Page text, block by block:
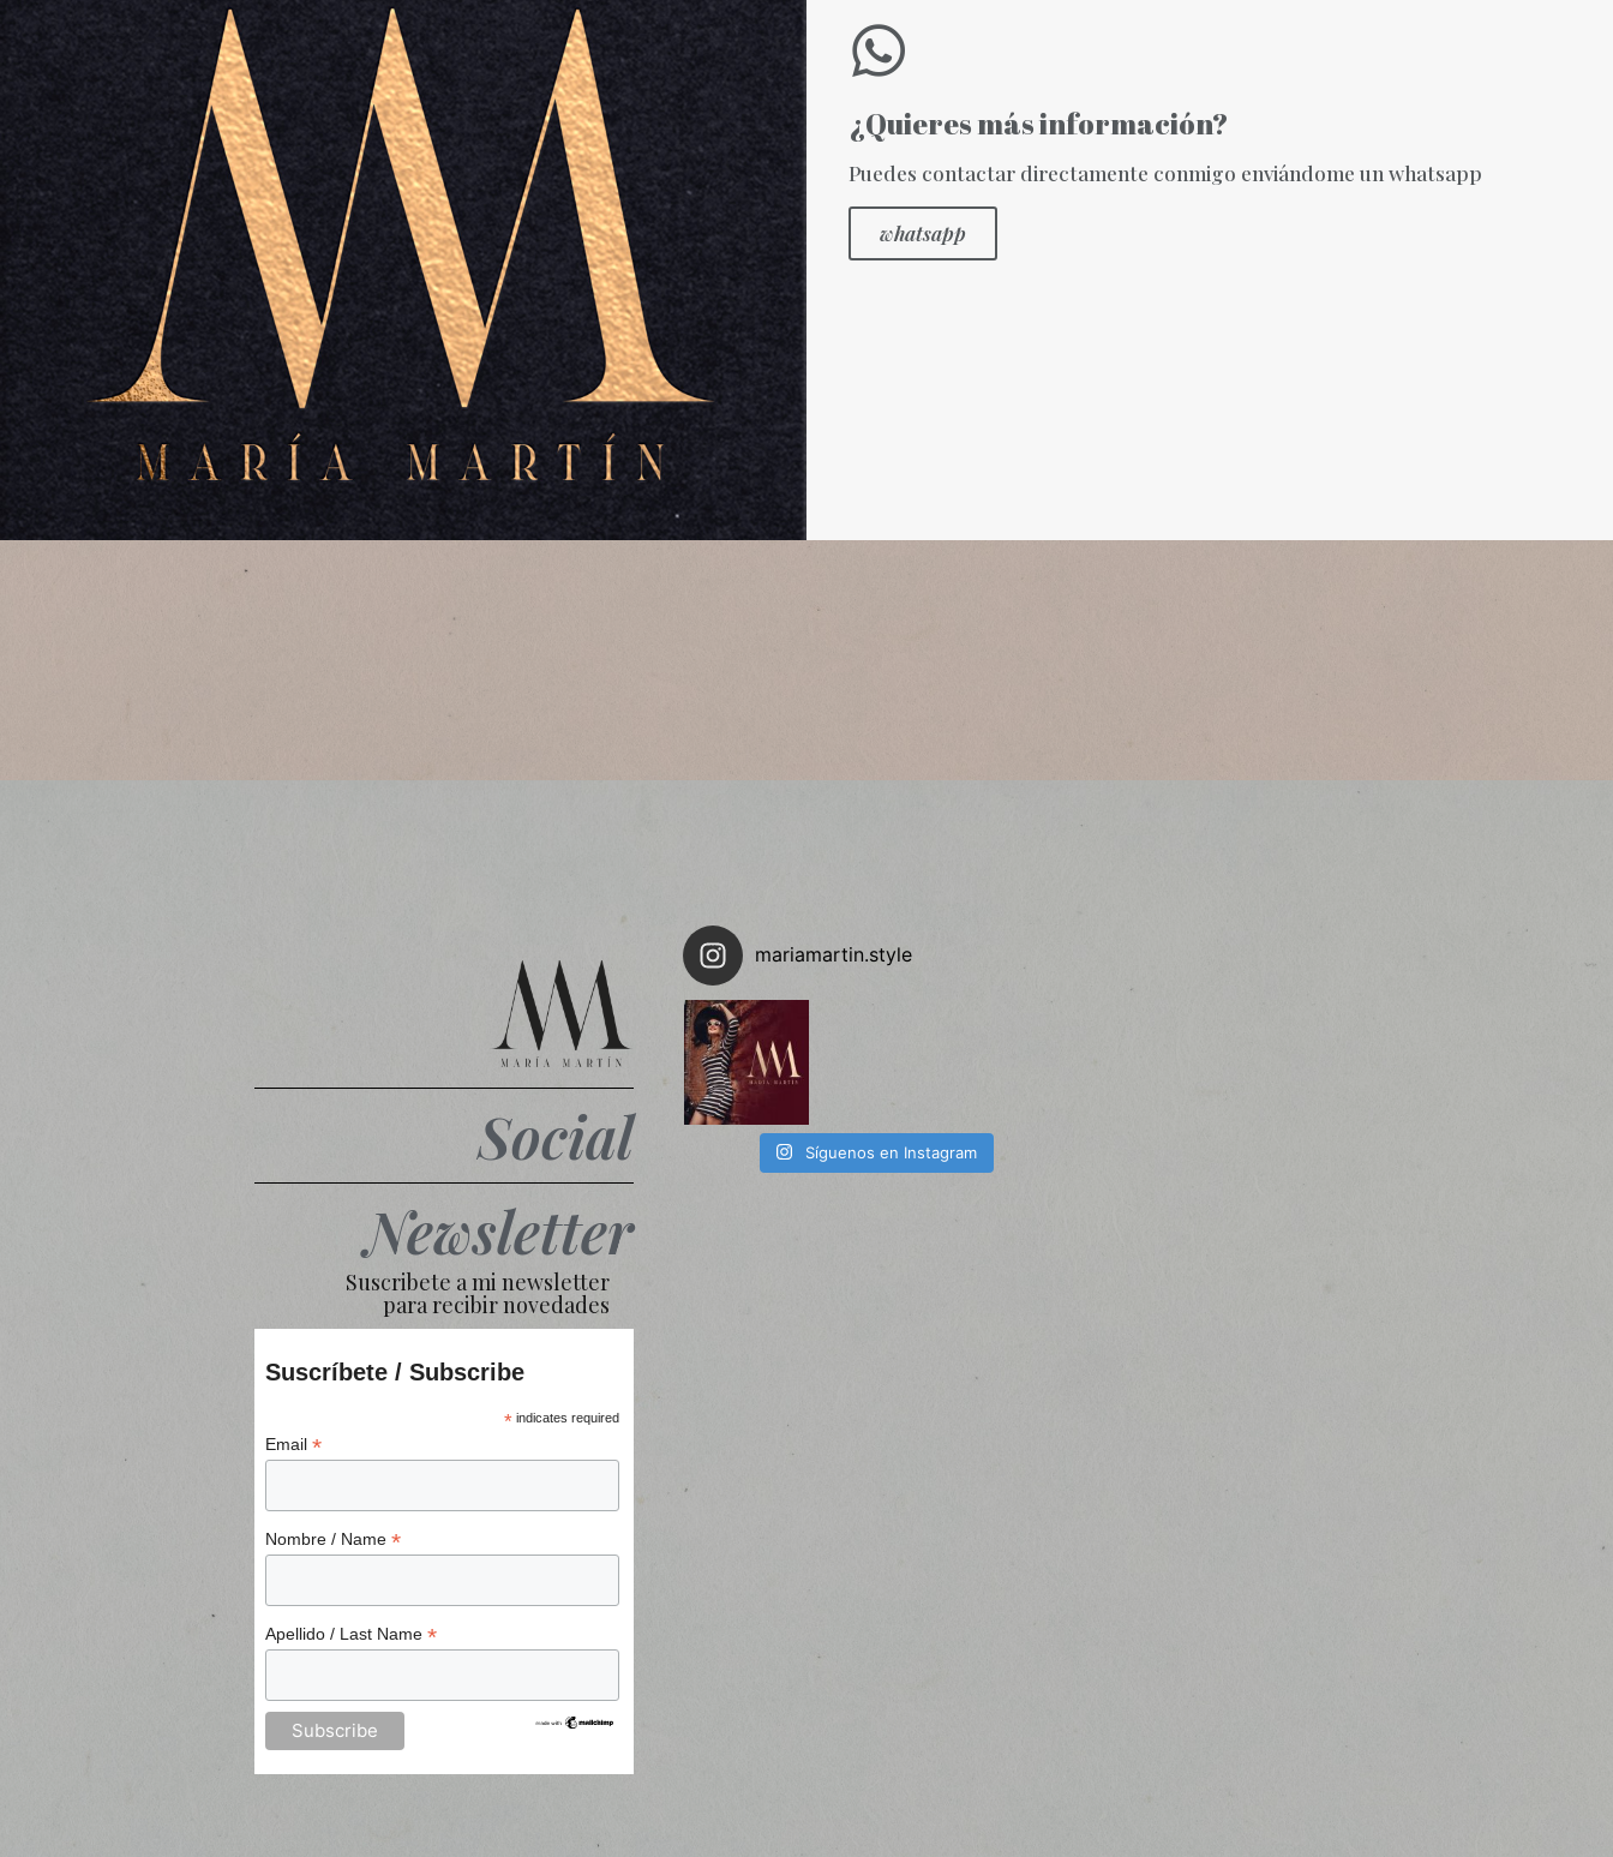
¿Quieres más información?
Puedes contactar directamente conmigo enviándome un whatsapp
whatsapp
Social
Newsletter
Suscribete a mi newsletter
para recibir novedades
Suscríbete / Subscribe
*indicates required
Email*
Nombre / Name*
Apellido / Last Name*
mariamartin.style
Síguenos en Instagram